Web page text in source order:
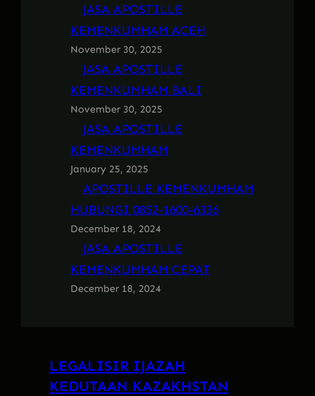
JASA APOSTILLE
KEMENKUMHAM ACEH
November 30, 2025
JASA APOSTILLE
KEMENKUMHAM BALI
November 30, 2025
JASA APOSTILLE
KEMENKUMHAM
January 25, 2025
APOSTILLE KEMENKUMHAM
HUBUNGI 0852-1600-6336
December 18, 2024
JASA APOSTILLE
KEMENKUMHAM CEPAT
December 18, 2024
LEGALISIR IJAZAH
KEDUTAAN KAZAKHSTAN